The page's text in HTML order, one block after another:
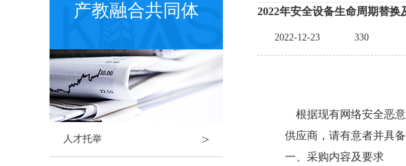
产教融合共同体
人才托举 >
2022年安全设备生命周期替
2022-12-23 330
根据现有网络安全恶
供应商，请有意者并具
一、采购内容及要求